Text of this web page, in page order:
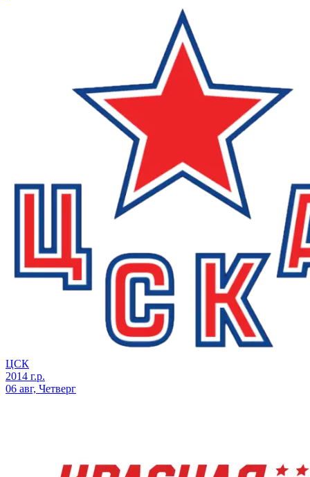
ЦСК
2014 г.р.
06 авг, Четверг